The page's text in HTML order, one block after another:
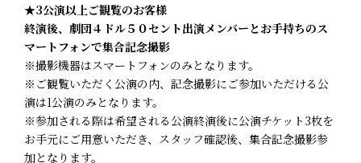
★3公演以上ご観覧のお客様
終演後、劇団４ドル５０セント出演メンバーとお手持ちのス
マートフォンで集合記念撮影
※撮影機器はスマートフォンのみとなります。
※ご観覧いただく公演の内、記念撮影にご参加いただける公
演は1公演のみとなります。
※参加される際は希望される公演終演後に公演チケット3枚を
お手元にご用意いただき、スタッフ確認後、集合記念撮影参
加となります。